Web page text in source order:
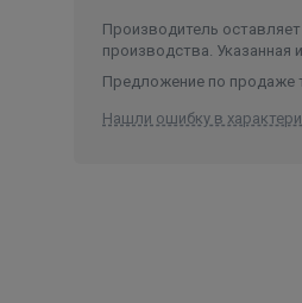
области дизайна
Гарантия 5 лет.
Производитель
производства. Указанная
Предложение по продаже
Нашли ошибку в